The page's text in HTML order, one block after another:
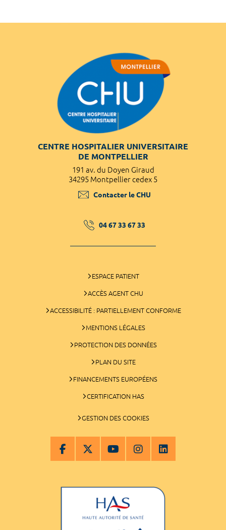
CENTRE HOSPITALIER UNIVERSITAIRE
DE MONTPELLIER
191 av. du Doyen Giraud
34295 Montpellier cedex 5
Contacter le CHU
04 67 33 67 33
ESPACE PATIENT
ACCÈS AGENT CHU
ACCESSIBILITÉ : PARTIELLEMENT CONFORME
MENTIONS LÉGALES
PROTECTION DES DONNÉES
PLAN DU SITE
FINANCEMENTS EUROPÉENS
CERTIFICATION HAS
GESTION DES COOKIES